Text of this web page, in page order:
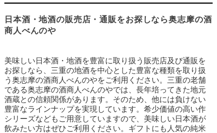
日本酒・地酒の販売店・通販をお探しなら奥志摩の酒
商人べんのや
美味しい日本酒・地酒を豊富に取り扱う販売店及び通販を
お探しなら、三重の地酒を中心とした豊富な種類を取り扱
う奥志摩の酒商人べんのやをご利用ください。三重の老舗
である奥志摩の酒商人べんのやでは、長年培ってきた地元
酒蔵との信頼関係があります。そのため、他には負けない
豊富なラインナップを実現しています。希少価値の高い作
シリーズなどもご用意していますので、美味しい日本酒が
飲みたい方はぜひご利用ください。ギフトにも人気の純米